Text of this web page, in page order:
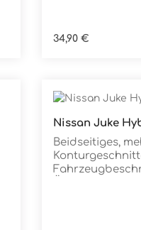
Regulärer Preis:
34,90 €
Nissan Juke
Beidseitiges,